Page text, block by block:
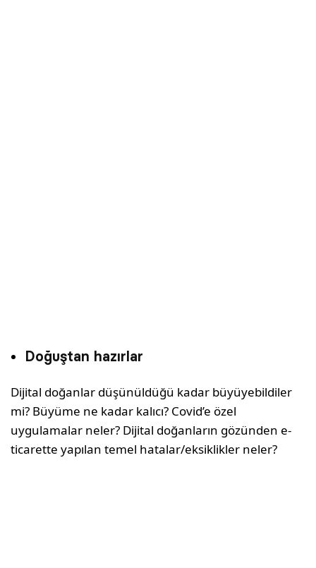
Doğuştan hazırlar
Dijital doğanlar düşünüldüğü kadar büyüyebildiler
mi? Büyüme ne kadar kalıcı? Covid’e özel
uygulamalar neler? Dijital doğanların gözünden e-
ticarette yapılan temel hatalar/eksiklikler neler?